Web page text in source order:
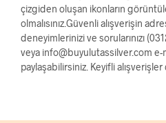
çizgiden oluşan ikonların
olmalısınız.Güvenli alışverişin
deneyimlerinizi ve sorularınızı
veya info@buyulutassilver.com
paylaşabilirsiniz. Keyifli alışverişler